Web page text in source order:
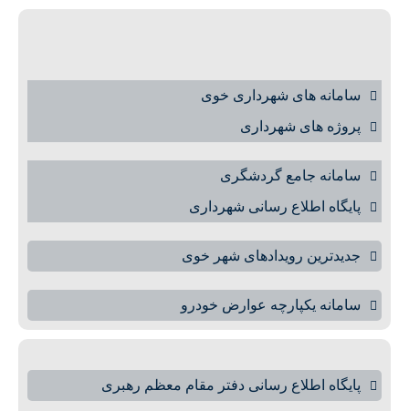
سامانه های شهرداری خوی
پروژه های شهرداری
سامانه جامع گردشگری
پایگاه اطلاع رسانی شهرداری
جدیدترین رویدادهای شهر خوی
سامانه یکپارچه عوارض خودرو
پایگاه اطلاع رسانی دفتر مقام معظم رهبری